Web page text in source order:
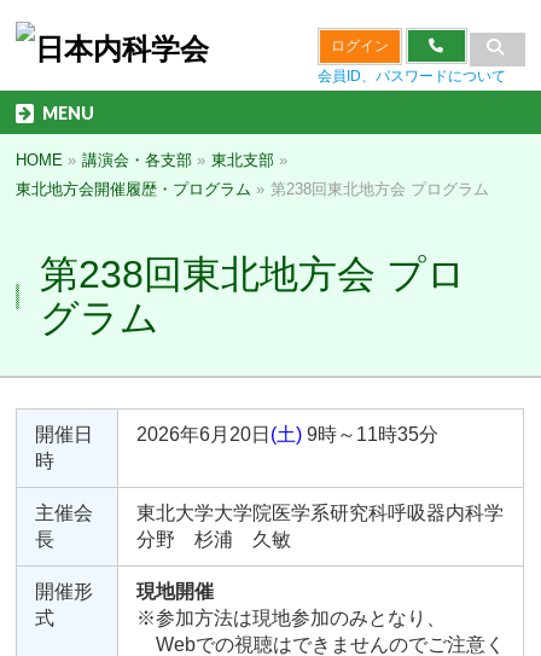
ログイン
会員ID、パスワードについて
MENU
HOME » 講演会・各支部 » 東北支部 »
東北地方会開催履歴・プログラム » 第238回東北地方会 プログラム
第238回東北地方会 プロ
グラム
開催日
時
2026年6月20日 (土) 9時～11時35分
主催会
長
東北大学大学院医学系研究科呼吸器内科学
分野 杉浦 久敏
開催形
式
現地開催
※参加方法は現地参加のみとなり、
Webでの視聴はできませんのでご注意く